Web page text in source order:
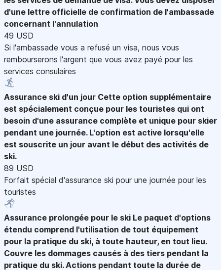
d'une lettre officielle de confirmation de l'ambassade
concernant l'annulation
49 USD
Si l'ambassade vous a refusé un visa, nous vous
rembourserons l'argent que vous avez payé pour les
services consulaires
Assurance ski d'un jour Cette option supplémentaire
est spécialement conçue pour les touristes qui ont
besoin d'une assurance complète et unique pour skier
pendant une journée. L'option est active lorsqu'elle
est souscrite un jour avant le début des activités de
ski.
89 USD
Forfait spécial d'assurance ski pour une journée pour les
touristes
Assurance prolongée pour le ski Le paquet d'options
étendu comprend l'utilisation de tout équipement
pour la pratique du ski, à toute hauteur, en tout lieu.
Couvre les dommages causés à des tiers pendant la
pratique du ski. Actions pendant toute la durée de